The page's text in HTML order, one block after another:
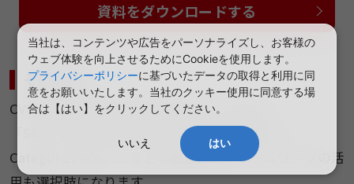
資料をダウンロードする
そのほか
CVSSや独自評価で意思決定が難しい場合は、
「SSVC（Stakeholder-Specific Vulnerability
Categorization）」などの意思決定フレームワークの活
当社は、コンテンツや広告をパーソナライズし、お客様の
ウェブ体験を向上させるためにCookieを使用します。
プライバシーポリシーに基づいたデータの取得と利用に同
意をお願いいたします。当社のクッキー使用に同意する場
合は【はい】をクリックしてください。
いいえ はい